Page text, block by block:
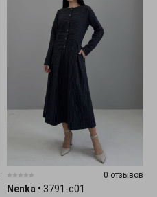
0 отзывов
Nenka • 3791-c01